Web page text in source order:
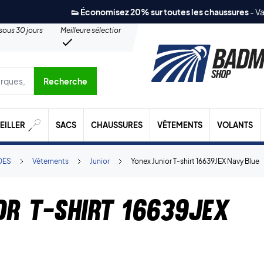
👟 Économisez 20% sur toutes les chaussures-
30 jours
Meilleure sélection
etc.
Recherche
SACS CHAUSSURES VÊTEMENTS VOLANTS
Yonex Junior T-shirt 16639JEX Navy Blue
Junior
Vêtements
T-shirt 16639JEX